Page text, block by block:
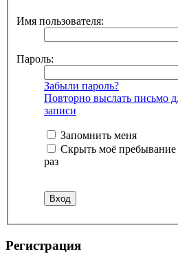
Имя пользователя:
Пароль:
Забыли пароль?
Повторно выслать письмо
записи
Запомнить меня
Скрыть моё
раз
Регистрация